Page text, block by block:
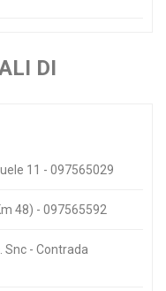
DI
11 - 097565029
48) - 097565592
Snc - Contrada